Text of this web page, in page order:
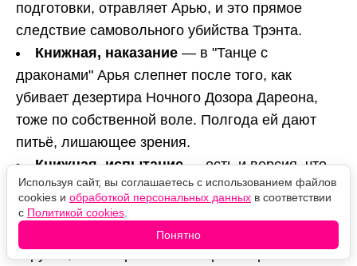
подготовки, отравляет Арью, и это прямое
следствие самовольного убийства Трэнта.
Книжная, наказание — в "Танце с
драконами" Арья слепнет после того, как
убивает дезертира Ночного Дозора Дареона,
тоже по собственной воле. Полгода ей дают
питьё, лишающее зрения.
Книжная, испытание— есть и версия, что
слепота обязательна для всех послушников.
Бродяжка объясняет Арье, что на стене у
храмовой лестницы есть незаметные глазу
зарубки, по которым можно ориентироваться на
Используя сайт, вы соглашаетесь с использованием файлов
cookies и обработкой персональных данных в соответствии
с Политикой cookies
Понятно